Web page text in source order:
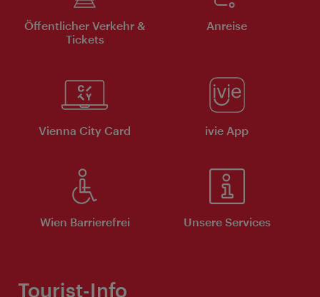
Öffentlicher Verkehr &
Tickets
Anreise
Vienna City Card ivie App
Wien Barrierefrei Unsere Services
Tourist-Info